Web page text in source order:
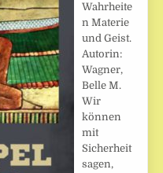
Wahrheite
n Materie
und Geist.
Autorin:
Wagner,
Belle M.
Wir
können
mit
Sicherheit
sagen,